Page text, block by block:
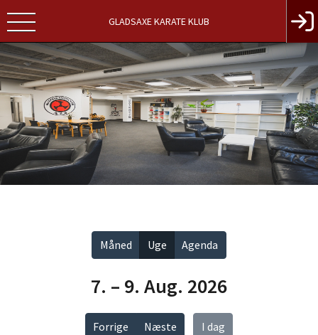
GLADSAXE KARATE KLUB
Forrige Næste I dag
7. – 9. Aug. 2026
Måned Uge Agenda